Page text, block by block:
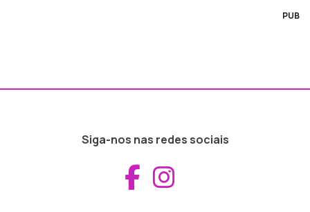
PUB
Siga-nos nas redes sociais
Aceder ao